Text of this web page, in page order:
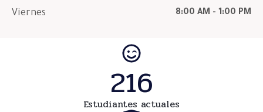
Viernes 8:00 AM - 1:00 PM
216
Estudiantes actuales